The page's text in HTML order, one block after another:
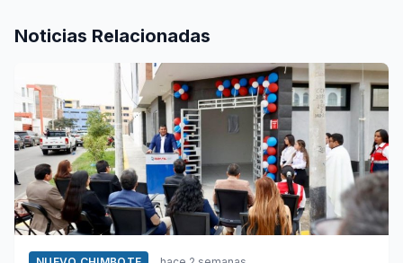
Noticias Relacionadas